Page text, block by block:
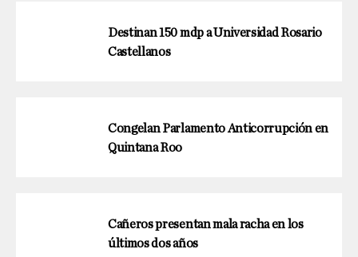
Destinan 150 mdp a Universidad Rosario
Castellanos
Congelan Parlamento Anticorrupción en
Quintana Roo
Cañeros presentan mala racha en los
últimos dos años